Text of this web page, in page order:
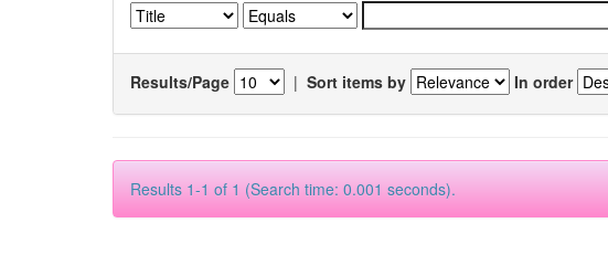
Results/Page | Sort items by In order
Results 1-1 of 1 (Search time: 0.001 seconds).